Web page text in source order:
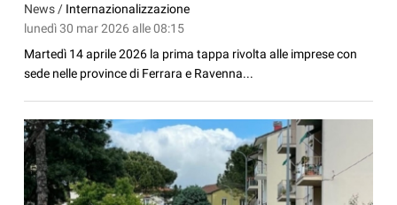
News / Internazionalizzazione
lunedì 30 mar 2026 alle 08:15
Martedì 14 aprile 2026 la prima tappa rivolta alle imprese con
sede nelle province di Ferrara e Ravenna...